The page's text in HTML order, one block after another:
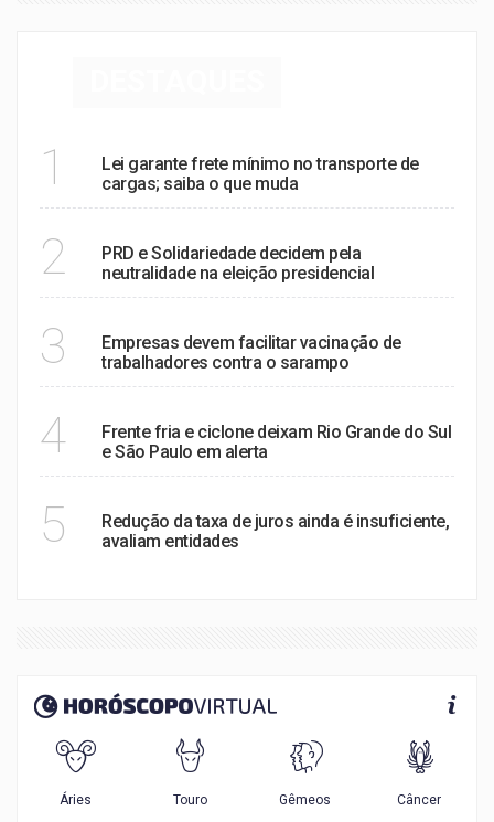
1
Lei garante frete mínimo no transporte de
cargas; saiba o que muda
2
PRD e Solidariedade decidem pela
neutralidade na eleição presidencial
3
Empresas devem facilitar vacinação de
trabalhadores contra o sarampo
4
Frente fria e ciclone deixam Rio Grande do Sul
e São Paulo em alerta
5
Redução da taxa de juros ainda é insuficiente,
avaliam entidades